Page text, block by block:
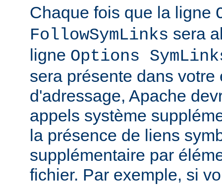
Chaque fois que la ligne
FollowSymLinks sera
ligne Options
sera présente dans votre
d'adressage, Apache
appels système
la présence de liens
supplémentaire par
fichier. Par exemple, si